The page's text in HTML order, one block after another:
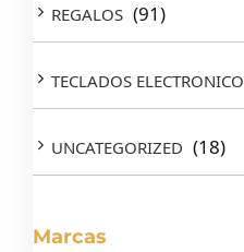
REGALOS (91)
TECLADOS ELECTRONICO
UNCATEGORIZED (18)
Marcas